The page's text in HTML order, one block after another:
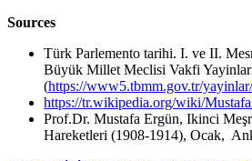
Sources
Türk Parlemento tarihi. I. ve II.
Büyük Millet Meclisi Vakfi
(https://www5.tbmm.gov.tr/
https://tr.wikipedia.org/wiki/
Prof.Dr. Mustafa Ergün, Ikinci
Hareketleri (1908-1914), Ocak,